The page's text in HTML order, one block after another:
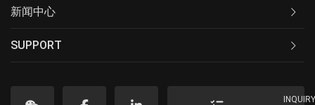
新闻中心
SUPPORT